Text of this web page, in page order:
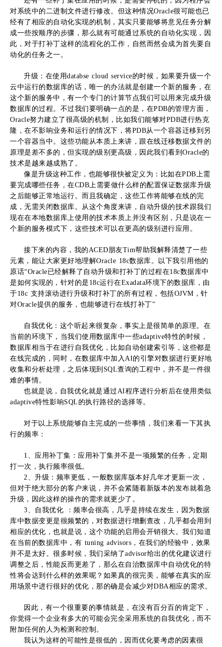
对系统中的二进制文件进行修改。但这种情况Oracle很可能也已
经有了相应的自动化实现的机制，其实只要能够将意见任务分解
成一些按顺序的步骤，那么就有可能通过系统的自动化实现，因
此，对于打补丁这样的流程化的工作，自然而然会成为首先要自
动化的任务之一。
升级：在使用databse cloud service的时候，如果要升级一个
云中运行的数据库的话，唯一的办法就是创建一个新的服务，在
这个新的服务中，有一个专门的计算节点我们可以用来完成升级
数据库的过程。不过我们要明确一点的是，在PDB的管理方面，
Oracle努力建立了很高级的机制，比如我们能够对PDB进行热克
隆，在不影响业务和运行的情况下，将PDB从一个容器迁移到另
一个容器当中。这些功能从本质上来讲，跟在线迁移数据文件的
原理是差不多的，但实现的级别更高级，因此我们看到Oracle的
技术是越来越成熟了。
像是升级这种工作，也能够很快被定义为：比如在PDB上需
要完成哪些任务，在CDB上需要做什么样的配置保证数据库升级
之后能够正常地运行。而且我确定，这些工作将能够在线的完
成，无需关闭数据库。从这个角度来讲，自动升级的技术跟我们
现在在本地数据库上使用的技术本质上并没有区别，只是说在一
个新的服务模式下，这些技术可以在更高的级别进行应用。
接下来的内容，我的ACED朋友Tim帮助我解释清楚了一些
元素，能让大家更好地理解Oracle 18c数据库。以下我引用他的
原话“Oracle已经解释了自动升级和打补丁的过程在18c数据库中
是如何实现的，针对的是18c运行在Exadata环境下的数据库，由
于18c 支持滚动进行升级和打补丁的所有过程，包括OJVM，针
对Oracle提供的服务，也能够进行在线打补丁”
自我优化：这个听起来很复杂，事实上是很简单的原理。在
当前的环境下，当我们使用数据库中一些adaptive特性的时候，
数据库相当于在进行自我优化，比如自动创建索引等，这些都是
在线完成的，同时，在数据库中加入AI的引擎对数据进行更好地
收集和分析处理，之后体现到SQL查询的工程中，并不是一件很
难的事情。
也就是说，自我优化就是通过AI程序进行分析后在使用类似
adaptive特性影响SQL的执行路径的选择等。
对于以上系统能够自主完成的一些事情，我们来看一下其执
行的频率：
1 、应用补丁集：应用补丁集并不是一项频繁的任务，定期
打一次，执行频率很低。
2、升级：频率更低，一般数据库版本好几年才更新一次，
但对于绝大部分的客户来说，并不会紧随着新版本的发布就着急
升级，因此这样的操作的需求就更少了。
3、自我优化 ：频率会很高，几乎是持续在发生，因为数据
库中数据变更是很频繁的，对数据进行增删查改，几乎都会用到
相应的优化，也就是说，这个功能的启用会开销很大。我们知道
在当前的数据库中，有 tuning advisors，在我们的经验中，效果
并不是太好。很多时候，我们采纳了advisor给出的优化建议进行
调整之后，性能反而更差了，那么在自治数据库中自动优化的特
性将会达到什么样的效果呢？如果真的很完美，能够在真实的应
用场景中进行很好的优化，那的确是会减少对DBA相应的需求。
因此，有一个很重要的事情就是，在没有百分百的肯定下，
你觉得一个企业有多大的可能会完全采用系统的自我优化，而不
附加任何的人为检测和控制。
我认为这样的可能性是很低的，因而优化要考虑的因素很